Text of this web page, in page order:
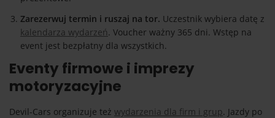
Zarezerwuj termin i ruszaj na tor. Uczestnik wybiera datę z
kalendarza wydarzeń. Voucher ważny 365 dni. Wstęp na
event jest bezpłatny dla wszystkich.
Eventy firmowe i imprezy
motoryzacyjne
Devil-Cars organizuje też wydarzenia dla firm i grup. Jazdy po